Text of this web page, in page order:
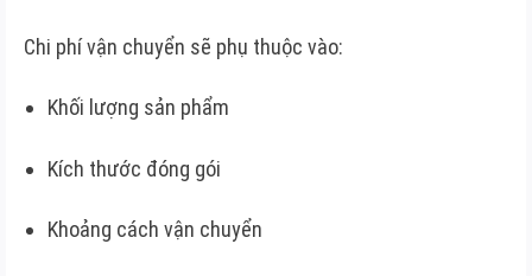
Chi phí vận chuyển sẽ phụ thuộc vào:
Khối lượng sản phẩm
Kích thước đóng gói
Khoảng cách vận chuyển